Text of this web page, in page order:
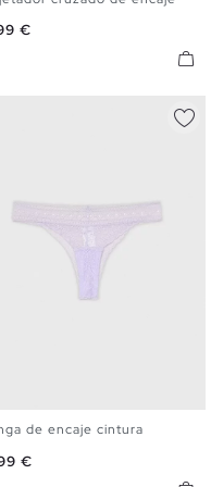
€
M
de encaje cintura
€